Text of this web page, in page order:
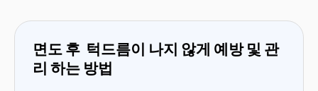
면도 후 턱드름이 나지 않게 예방 및 관
리 하는 방법